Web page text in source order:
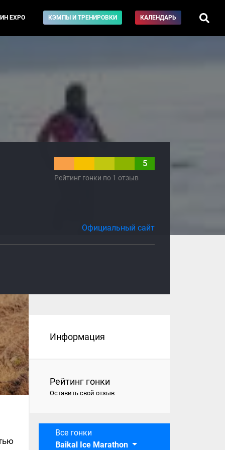
EXPO КЭМПЫ И ТРЕНИРОВКИ КАЛЕНДАРЬ
5
Рейтинг гонки по 1 отзыв
Официальный сайт
Информация
Рейтинг гонки
Оставить свой отзыв
Все гонки
Baikal Ice Marathon